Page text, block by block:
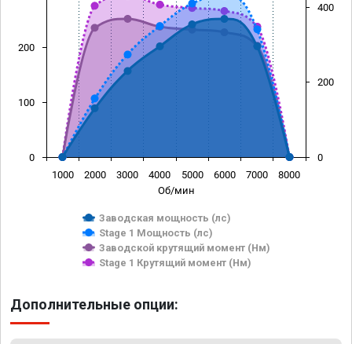
Об/мин
Заводская мощность (лс)
Stage 1 Мощность (лс)
Заводской крутящий момент (Нм)
Stage 1 Крутящий момент (Нм)
1000 2000 3000 4000 5000 6000 7000 8000
0
100
200
0
200
400
Дополнительные опции: